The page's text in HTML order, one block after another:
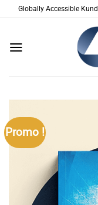
PasserGlobally Accessible
Promo !